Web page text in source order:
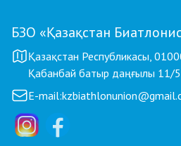
БЗО «Қазақстан
Қазақстан Республикасы,
Қабанбай батыр даңғылы 11/
E-mail: